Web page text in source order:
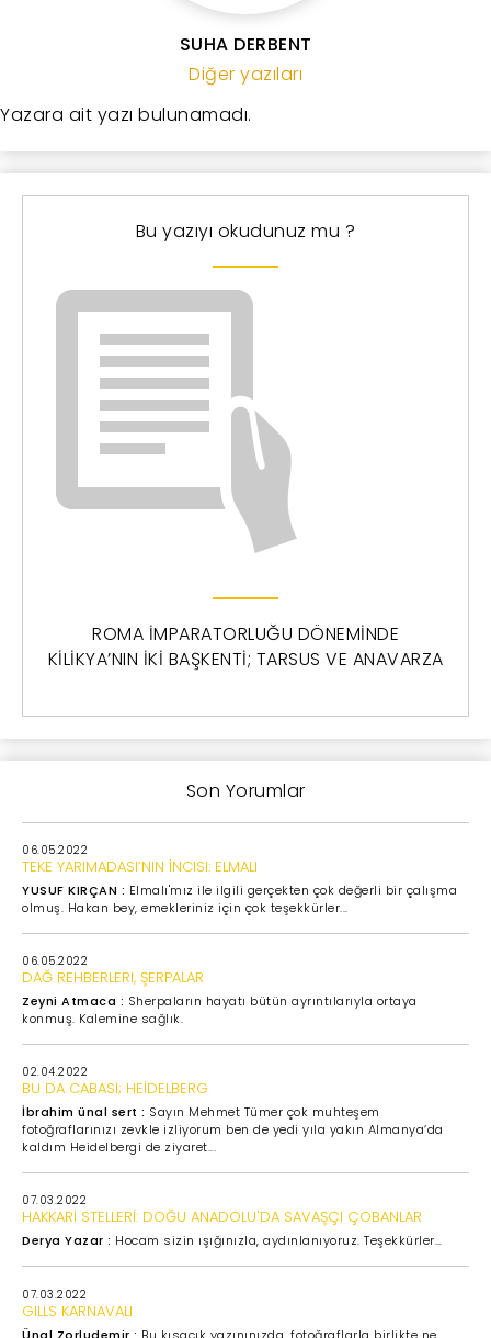
SUHA DERBENT
Diğer yazıları
Yazara ait yazı bulunamadı.
Bu yazıyı okudunuz mu ?
ROMA İMPARATORLUĞU DÖNEMİNDE
KİLİKYA’NIN İKİ BAŞKENTİ; TARSUS VE ANAVARZA
Son Yorumlar
06.05.2022
TEKE YARIMADASI’NIN İNCISI: ELMALI
YUSUF KIRÇAN : Elmalı'mız ile ilgili gerçekten çok değerli bir çalışma
olmuş. Hakan bey, emekleriniz için çok teşekkürler...
06.05.2022
DAĞ REHBERLERI, ŞERPALAR
Zeyni Atmaca : Sherpaların hayatı bütün ayrıntılarıyla ortaya
konmuş. Kalemine sağlık.
02.04.2022
BU DA CABASI; HEİDELBERG
İbrahim ünal sert : Sayın Mehmet Tümer çok muhteşem
fotoğraflarınızı zevkle izliyorum ben de yedi yıla yakın Almanya’da
kaldım Heidelbergi de ziyaret...
07.03.2022
HAKKARİ STELLERİ: DOĞU ANADOLU'DA SAVAŞÇI ÇOBANLAR
Derya Yazar : Hocam sizin ışığınızla, aydınlanıyoruz. Teşekkürler…
07.03.2022
GILLS KARNAVALI
Ünal Zorludemir : Bu kısacık yazınınızda, fotoğraflarla birlikte ne